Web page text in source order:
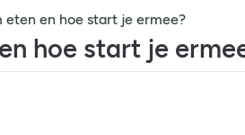
en hoe start je ermee?
hoe start je